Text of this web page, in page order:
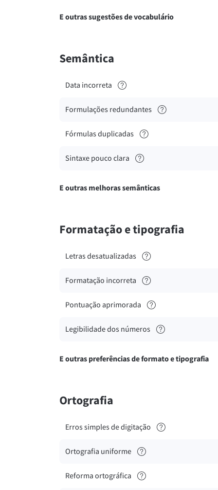
E outras sugestões de vocabulário
Semântica
Data incorreta
Formulações redundantes
Fórmulas duplicadas
Sintaxe pouco clara
E outras melhoras semânticas
Formatação e tipografia
Letras desatualizadas
Formatação incorreta
Pontuação aprimorada
Legibilidade dos números
E outras preferências de formato e tipografia
Ortografia
Erros simples de digitação
Ortografia uniforme
Reforma ortográfica